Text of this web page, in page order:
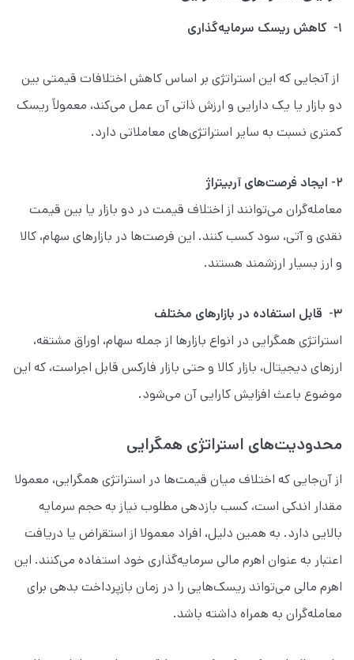
۱- کاهش ریسک سرمایه‌گذاری
از آنجایی که این استراتژی بر اساس کاهش اختلافات قیمتی بین
دو بازار یا یک دارایی و ارزش ذاتی آن عمل می‌کند، معمولاً ریسک
کمتری نسبت به سایر استراتژی‌های معاملاتی دارد.
۲- ایجاد فرصت‌های آربیتراژ
معامله‌گران می‌توانند از اختلاف قیمت در دو بازار یا بین قیمت
نقدی و آتی، سود کسب کنند. این فرصت‌ها در بازارهای سهام، کالا
و ارز بسیار ارزشمند هستند.
۳- قابل استفاده در بازارهای مختلف
استراتژی همگرایی در انواع بازارها از جمله سهام، اوراق مشتقه،
ارزهای دیجیتال، بازار کالا و حتی بازار فارکس قابل اجراست، که این
موضوع باعث افزایش کارایی آن می‌شود.
محدودیت‌های استراتژی همگرایی
از آن‌جایی که اختلاف میان قیمت‌ها در استراتژی همگرایی، معمولا
مقدار اندکی است، کسب بازدهی مطلوب نیاز به حجم سرمایه
بالایی دارد. به همین دلیل، افراد معمولا از استقراض یا دریافت
اعتبار به عنوان اهرم مالی سرمایه‌گذاری خود استفاده می‌کنند. این
اهرم مالی می‌تواند ریسک‌هایی را در زمان بازپرداخت بدهی برای
معامله‌گران به همراه داشته باشد.